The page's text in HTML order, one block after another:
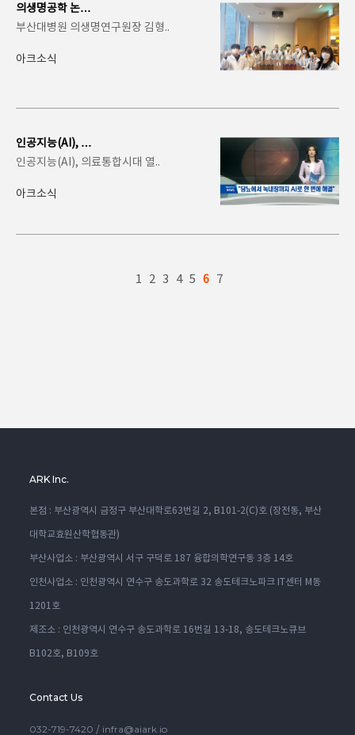
의생명공학 논문
검색·분석 시스템
부산대병원 의생명연구원장 김형..
아크소식
인공지능(AI), 의
료통합시대 열었
다…AI인사이트,
당..
인공지능(AI), 의료통합시대 열..
아크소식
1 2 3 4 5 6 7
ARK Inc.
본점 : 부산광역시 금정구 부산대학로63번길 2, B101-2(C)호 (장전동, 부산
대학교효원산학협동관)
부산사업소 : 부산광역시 서구 구덕로 187 융합의학연구동 3층 14호
인천사업소 : 인천광역시 연수구 송도과학로 32 송도테크노파크 IT센터 M동
1201호
제조소 : 인천광역시 연수구 송도과학로 16번길 13-18, 송도테크노큐브
B102호, B109호
Contact Us
032-719-7420 / infra@aiark.io